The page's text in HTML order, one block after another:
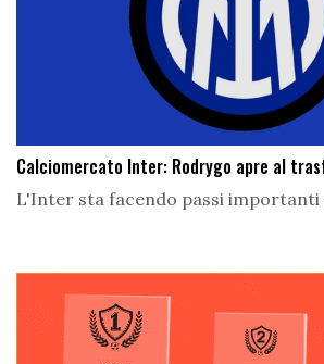
Calciomercato Inter: Rodrygo apre al
L'Inter sta facendo passi importanti